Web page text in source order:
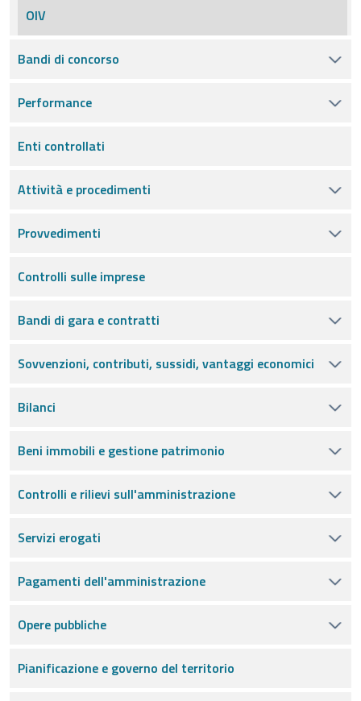
OIV
Bandi di concorso
Performance
Enti controllati
Attività e procedimenti
Provvedimenti
Controlli sulle imprese
Bandi di gara e contratti
Sovvenzioni, contributi, sussidi, vantaggi economici
Bilanci
Beni immobili e gestione patrimonio
Controlli e rilievi sull'amministrazione
Servizi erogati
Pagamenti dell'amministrazione
Opere pubbliche
Pianificazione e governo del territorio